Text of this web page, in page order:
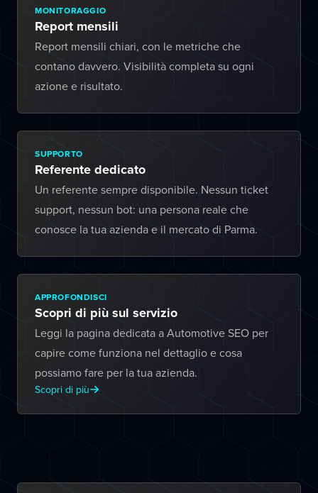
MONITORAGGIO
Report mensili
Report mensili chiari, con le metriche che
contano davvero. Visibilità completa su ogni
azione e risultato.
SUPPORTO
Referente dedicato
Un referente sempre disponibile. Nessun ticket
support, nessun bot: una persona reale che
conosce la tua azienda e il mercato di Parma.
APPROFONDISCI
Scopri di più sul servizio
Leggi la pagina dedicata a Automotive SEO per
capire come funziona nel dettaglio e cosa
possiamo fare per la tua azienda.
Scopri di più